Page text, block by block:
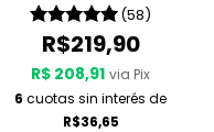
(58)
R$219,90
R$ 208,91 via Pix
6 cuotas sin interés de
R$36,65